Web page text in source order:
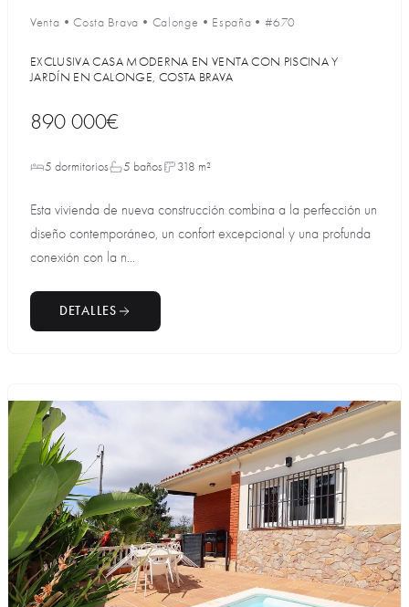
Venta •Costa Brava • Calonge • España •#670
EXCLUSIVA CASA MODERNA EN VENTA CON PISCINA Y
JARDÍN EN CALONGE, COSTA BRAVA
890 000€
5 dormitorios 5 baños 318 m²
Esta vivienda de nueva construcción combina a la perfección un
diseño contemporáneo, un confort excepcional y una profunda
conexión con la n...
DETALLES